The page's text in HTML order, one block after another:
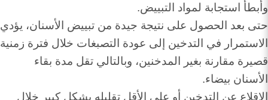
وأبطأ استجابة لمواد التبييض.
حتى بعد الحصول على نتيجة جيدة من تبييض الأسنان، يؤدي
الاستمرار في التدخين إلى عودة التصبغات خلال فترة زمنية
قصيرة مقارنة بغير المدخنين، وبالتالي تقل مدة بقاء
الأسنان بيضاء.
الإقلاع عن التدخين أو على الأقل تقليله بشكل كبير خلال